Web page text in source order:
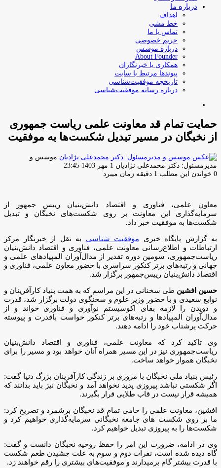
درباره ما
اهداف
خط مشی
تماس با ما
حریم خصوصی
درباره موسس
About Founder
همکاری با خبرنگاران
پیوندها مرتبط با سایت
تاریخچه موفقیت‌شناسی
درباره رسانه موفقیت‌شناسی
حمایت تمام قد معاونت علمی ریاست جمهوری
از نخبگان در مسیر تبدیل شکست‌ها به موفقیت
موسس و
مدیرمسئول: دکتر محمدعلی نژادیان ارسال
ایمیل
1 مهر 1403 23:45
0 خواندن این مطلب 1 دقیقه زمان میبرد
معاون علمی، فناوری و اقتصاد دانش‌بنیان رییس جمهور از
سرمایه‌گذاری این معاونت بر روی شکست‌های نخبگان و تبدیل
شکست‌ها به موفقیت خبر داد.
به گزارش پایگاه خبری موفقیت شناسی به نقل از خبرنگار مرکز
ارتباطات و اطلاع‌رسانی معاونت علمی، فناوری و اقتصاد دانش‌بنیان
ریاست‌جمهوری، سومین دوره تقدیر از مدال‌آوران المپیادهای علمی و
جهانی و رتبه‌های برتر کنکور سراسری با حضور معاون علمی، فناوری و
اقتصاد دانش‌بنیان رییس‌جمهور برگزار شد.
حسین افشین طی سخنانی در این مراسم که به همت بنیاد کارآفرینان و
نوابع سعیدی و با حضور وزیر علوم و سخنگوی دولت برگزار شد، قدرت
و دویدن را لازمه بقای اکوسیستم نوآوری و فناوری خواند و از
مدال‌آوران المپیادها و رتبه‌های برتر کنکور خواست با‌قدرت و پیوسته
حرکت پرشتاب خود را ادامه دهند.
وی تاکید کرد که معاونت علمی، فناوری و اقتصاد دانش‌بنیان
ریاست‌جمهوری نیز در این مسیر همراه آنان خواهد بود و مسیر را برای
نخبگان هموار خواهد ساخت.
رئیس بنیاد ملی نخبگان با مروری بر زندگی کارآفرینان بزرگ دنیا گفت:
اگر شکستی نباشد پیروزی پدید نخواهد آمد و نخبگان نیز باید بدانند که
همیشه قرار نیست در قاب طلایی قرار بگیرند.
افشین، معاونت علمی را حامی تمام قد نخبگان برشمرد و تصریح کرد:
ما بر روی شکست های جامعه نخبگانی سرمایه‌گذاری خواهیم کرد و
شکست‌ها را به پیروزی تبدیل خواهیم کرد.
وی در ادامه، ضرورت این امر را حفظ روحیه نخبگان دانست و گفت:
گاه دیده شده است، نفرات دوم و سوم به علت چشیدن طعم شکست
با قدرت بیشتر گام برمیدارند و موفقیت‌های بیشتری را رقم خواهند زد.